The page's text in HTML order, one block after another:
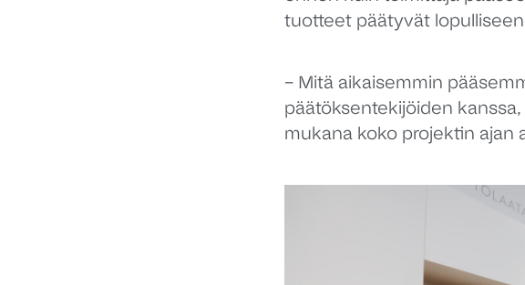
tuotteet päätyvät
– Mitä aikaisemmin
päätöksentekijöiden
mukana koko projektin ajan